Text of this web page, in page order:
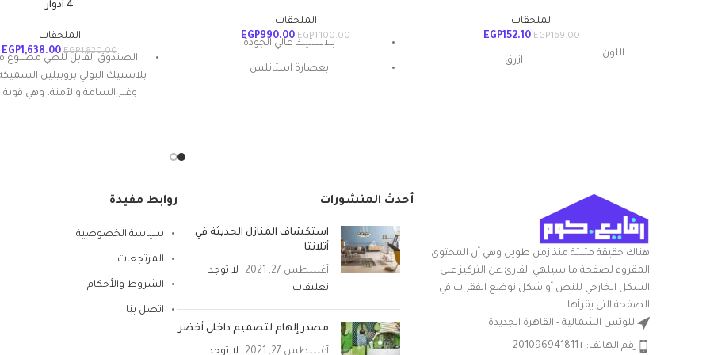
الملحقات
EGP169.00
EGP152.10
اللون
ازرق
التعامل مع المواد
شكل السلعة مستطيلي
مع غطاء
الملحقات
EGP1,100.00
EGP990.00
بلاستيك عالي الجودة
بعصارة استانلس
4 أدوار
الملحقات
EGP1,820.00
EGP1,638.00
الصندوق القابل للطي مصنوع
بلاستيك البولي بروبيلين
وغير السامة والآمنة، وهي
تصميم مبتكر مع فتحة في
هناك حقيقة مثبتة منذ زمن طويل وهي أن المحتوى
المقروء لصفحة ما سيلهي القارئ عن التركيز على
الشكل الخارجي للنص أو شكل توضع الفقرات في
الصفحة التي يقرأها.
اللوتس الشمالية - القاهرة الجديدة
رقم الهاتف: +201096941811
أحدث المنشورات
استكشاف المنازل الحديثة في
أتلانتا
أغسطس 27, 2021
لا توجد
تعليقات
مصدر إلهام لتصميم داخلي أخضر
أغسطس 27, 2021 لا توجد
روابط مفيدة
سياسة الخصوصية
المرتجعات
الشروط والأحكام
اتصل بنا